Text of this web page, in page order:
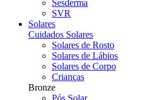
Sesderma
SVR
Solares
Cuidados Solares
Solares de Rosto
Solares de Lábios
Solares de Corpo
Crianças
Bronze
Pós Solar